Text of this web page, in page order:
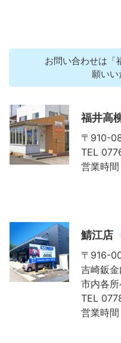
お問い合わせは「福
願いい
福井高
〒910-
TEL
営業時
鯖江店
〒916-
吉崎鈑金
市内各所
TEL
営業時